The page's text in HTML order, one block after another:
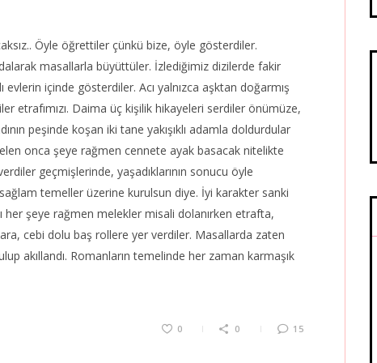
Öyle öğrettiler çünkü bize, öyle gösterdiler.
masallarla büyüttüler. İzlediğimiz dizilerde fakir
içinde gösterdiler. Acı yalnızca aşktan doğarmış
etrafımızı. Daima üç kişilik hikayeleri serdiler önümüze,
peşinde koşan iki tane yakışıklı adamla doldurdular
onca şeye rağmen cennete ayak basacak nitelikte
geçmişlerinde, yaşadıklarının sonucu öyle
sağlam temeller üzerine kurulsun diye. İyi karakter sanki
her şeye rağmen melekler misali dolanırken etrafta,
cebi dolu baş rollere yer verdiler. Masallarda zaten
akıllandı. Romanların temelinde her zaman karmaşık
0 0 15